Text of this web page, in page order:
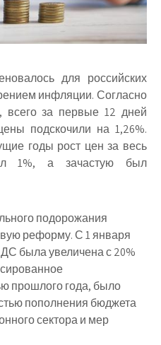
для российских
инфляции. Согласно
всего за первые 12 дней
подскочили на 1,26%.
годы рост цен за весь
1%, а зачастую был
подорожания
реформу. С 1 января
была увеличена с 20%
прошлого года, было
пополнения бюджета
сектора и мер